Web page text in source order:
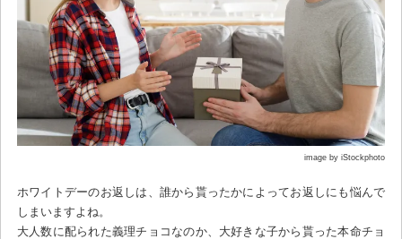
image by iStockphoto
ホワイトデーのお返しは、誰から貰ったかによってお返しにも悩んで
しまいますよね。
大人数に配られた義理チョコなのか、大好きな子から貰った本命チョ